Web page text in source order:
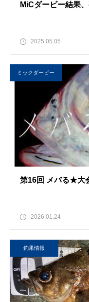
MiCダービー結果
2025.05.05
ミックダービー
第16回 メバる★
2026.01.24
釣果情報